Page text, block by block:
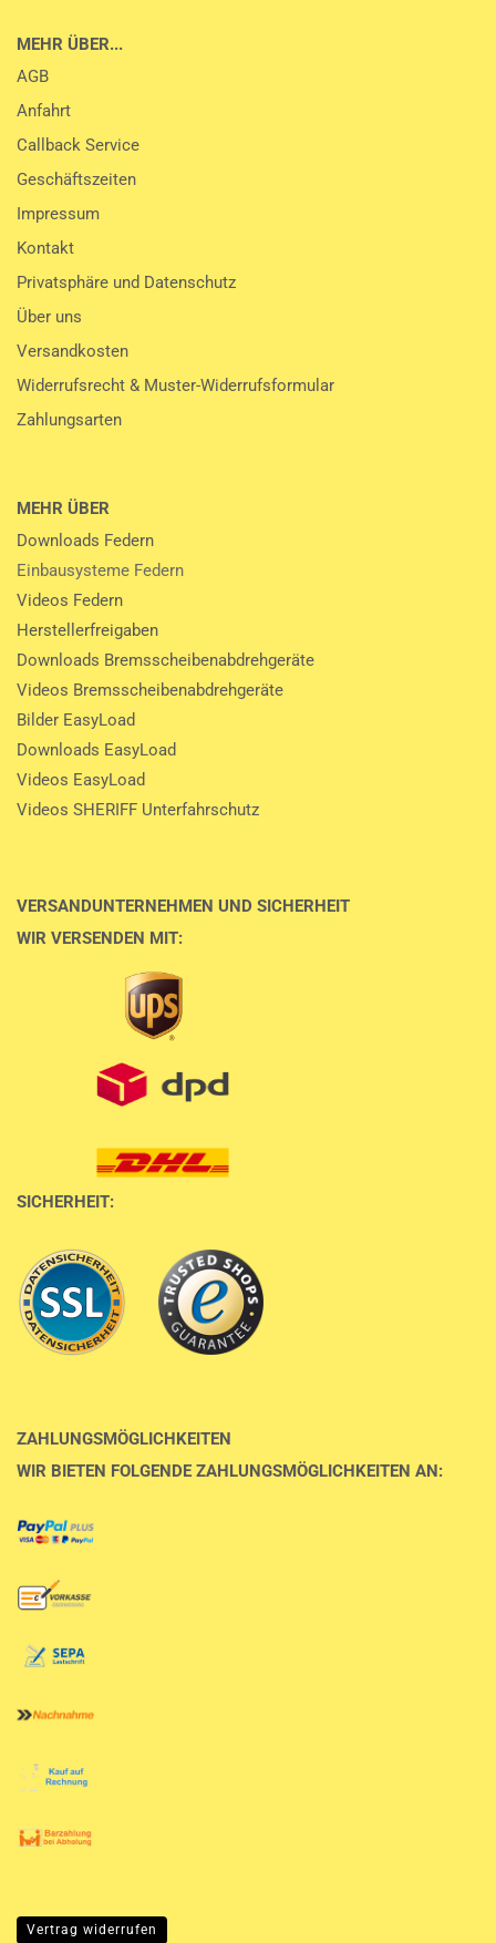
MEHR ÜBER...
AGB
Anfahrt
Callback Service
Geschäftszeiten
Impressum
Kontakt
Privatsphäre und Datenschutz
Über uns
Versandkosten
Widerrufsrecht & Muster-Widerrufsformular
Zahlungsarten
MEHR ÜBER
Downloads Federn
Einbausysteme Federn
Videos Federn
Herstellerfreigaben
Downloads Bremsscheibenabdrehgeräte
Videos Bremsscheibenabdrehgeräte
Bilder EasyLoad
Downloads EasyLoad
Videos EasyLoad
Videos SHERIFF Unterfahrschutz
VERSANDUNTERNEHMEN UND SICHERHEIT
WIR VERSENDEN MIT:
SICHERHEIT:
ZAHLUNGSMÖGLICHKEITEN
WIR BIETEN FOLGENDE ZAHLUNGSMÖGLICHKEITEN AN:
Vertrag widerrufen